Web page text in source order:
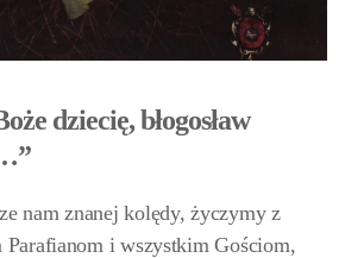
dziecię, błogosław
nam znanej kolędy, życzymy z
Parafianom i wszystkim Gościom,